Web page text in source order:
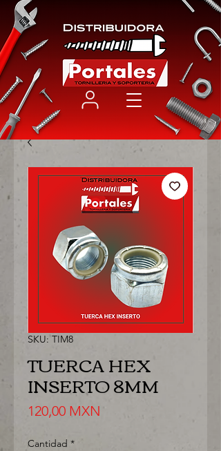
SKU: TIM8
TUERCA HEX
INSERTO 8MM
120,00 MXN
Cantidad *